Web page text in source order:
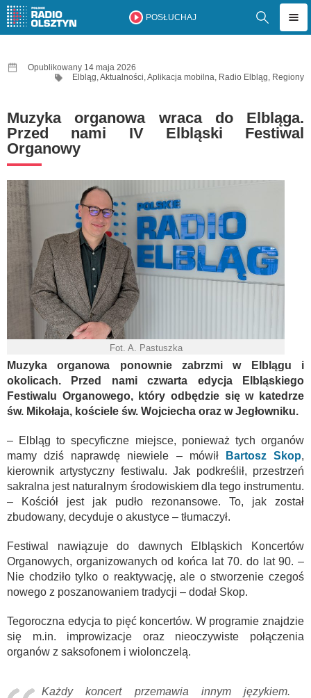
POSŁUCHAJ
Opublikowany 14 maja 2026
Elbląg,Aktualności,Aplikacja mobilna, Radio Elbląg, Regiony
Muzyka organowa wraca do Elbląga.
Przed nami IV Elbląski Festiwal
Organowy
Fot. A. Pastuszka
Muzyka organowa ponownie zabrzmi w Elblągu i
okolicach. Przed nami czwarta edycja Elbląskiego
Festiwalu Organowego, który odbędzie się w katedrze
św. Mikołaja, kościele św. Wojciecha oraz w Jegłowniku.
– Elbląg to specyficzne miejsce, ponieważ tych organów
mamy dziś naprawdę niewiele – mówił
Bartosz Skop,
kierownik artystyczny festiwalu. Jak podkreślił, przestrzeń
sakralna jest naturalnym środowiskiem dla tego instrumentu.
– Kościół jest jak pudło rezonansowe. To, jak został
zbudowany, decyduje o akustyce – tłumaczył.
Festiwal nawiązuje do dawnych Elbląskich Koncertów
Organowych, organizowanych od końca lat 70. do lat 90. –
Nie chodziło tylko o reaktywację, ale o stworzenie czegoś
nowego z poszanowaniem tradycji – dodał Skop.
Tegoroczna edycja to pięć koncertów. W programie znajdzie
się m.in. improwizacje oraz nieoczywiste połączenia
organów z saksofonem i wiolonczelą.
Każdy koncert przemawia innym językiem.